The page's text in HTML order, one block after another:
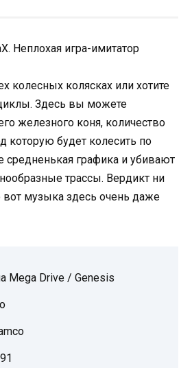
Неплохая игра-имитатор
колесных колясках или хотите
Здесь вы можете
железного коня, количество
которую будет колесить по
графика и убивают
трассы. Вердикт ни
вот музыка здесь очень даже
Mega Drive / Genesis